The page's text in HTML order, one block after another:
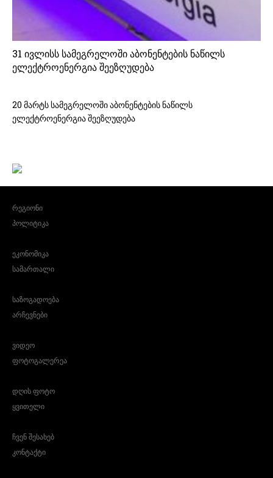
31 ივლისს სამეგრელოში აბონენტების ნაწილს
ელექტროენერგია შეეზღუდება
20 მარტს სამეგრელოში აბონენტების ნაწილს
ელექტროენერგია შეეზღუდება
რეგიონი
პოლიტიკა
ეკონომიკა
სამართალი
საზოგადოება
არჩევნები
ვიდეო
ფოტოგალერეა
დღის ფოტო
ყვითელი
ჩვენ შესახებ
კონტაქტი